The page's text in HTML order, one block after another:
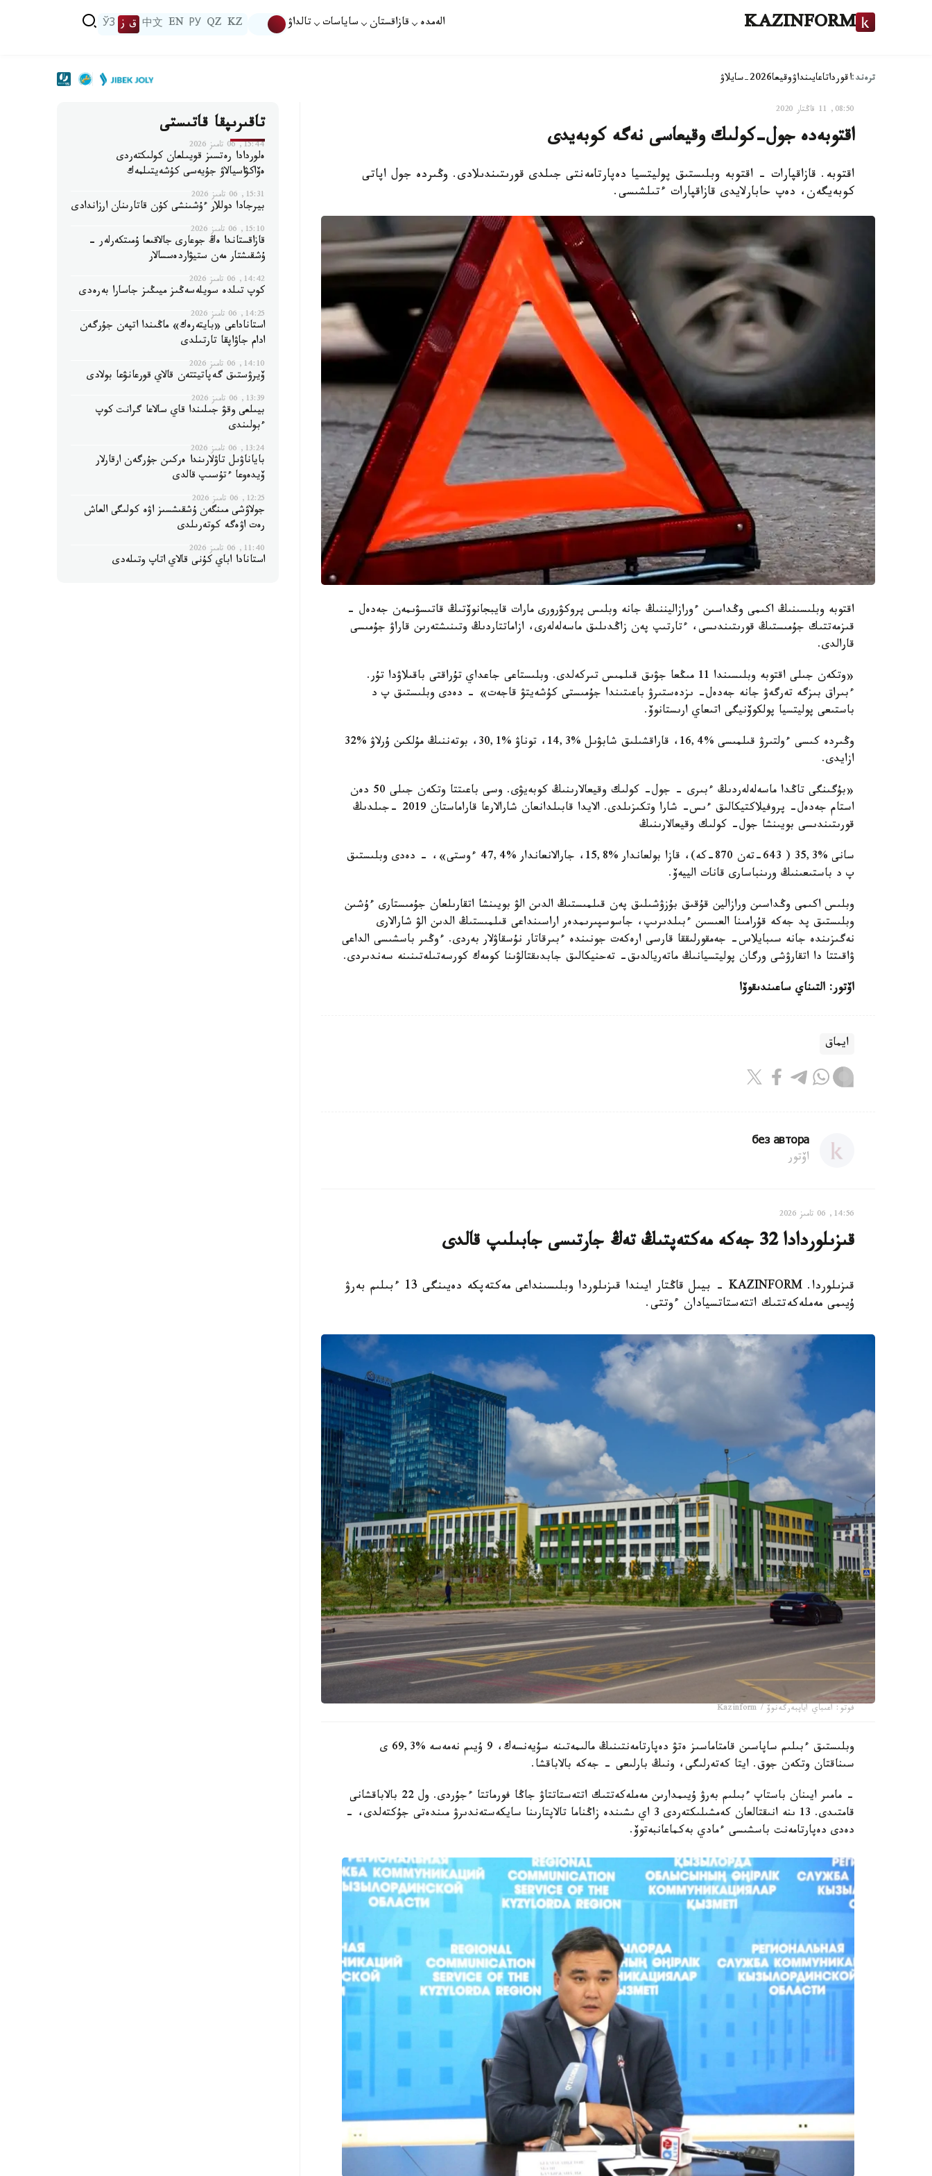
KAZINFORM الەمدە قازاقستان ساياسات تالداۋ KZ
QZ
РУ
EN
中文 ق ز ЎЗ
ترەند:اقورداتاعايىنداۋوقيعا2026-سايلاۋ
08:50, 11 قاڭتار 2020
اقتوبەدە جول-كولىك وقيعاسى نەگە كوبەيدى
اقتوبە. قازاقپارات - اقتوبە وبلىستىق پوليتسيا دەپارتامەنتى جىلدى قورىتىندىلادى. وڭىردە جول اپاتى
كوبەيگەن، دەپ حابارلايدى قازاقپارات ءتىلشىسى.
اقتوبە وبلىسىنىڭ اكىمى وڭداسىن ءورازاليننىڭ جانە وبلىس پروكۋرورى مارات قايبجانوۆتىڭ قاتىسۋىمەن جەدەل -
قىزمەتتىك جۇمىستىڭ قورىتىندىسى، ءتارتىپ پەن زاڭدىلىق ماسەلەلەرى، ازاماتتاردىڭ وتىنىشتەرىن قاراۋ جۇمىسى
قارالدى.
«وتكەن جىلى اقتوبە وبلىسىندا 11 مىڭعا جۋىق قىلمىس تىركەلدى. وبلىستاعى جاعداي تۇراقتى باقىلاۋدا تۇر.
ءبىراق بىزگە تەرگەۋ جانە جەدەل- ىزدەستىرۋ باعىتىندا جۇمىستى كۇشەيتۋ قاجەت» - دەدى وبلىستىق پ د
باستىعى پوليتسيا پولكوۆنيگى اتىعاي ارىستانوۆ.
وڭىردە كىسى ءولتىرۋ قىلمىسى %16,4، قاراقشىلىق شابۋىل %14,3، توناۋ %30,1، بوتەننىڭ مۇلكىن ۇرلاۋ %32
ازايدى.
«بۇگىنگى تاڭدا ماسەلەلەردىڭ ءبىرى - جول- كولىك وقيعالارىنىڭ كوبەيۋى. وسى باعىتتا وتكەن جىلى 50 دەن
استام جەدەل- پروفيلاكتيكالىق ءىس- شارا وتكىزىلدى. الايدا قابىلدانعان شارالارعا قاراماستان 2019 -جىلدىڭ
قورىتىندىسى بويىنشا جول- كولىك وقيعالارىنىڭ
سانى %35,3 ( 643-تەن 870-كە)، قازا بولعاندار %15,8، جارالانعاندار %47,4 ءوستى»، - دەدى وبلىستىق
پ د باستىعىنىڭ ورىنباسارى قانات الييەۆ.
وبلىس اكىمى وڭداسىن ورازالين قۇقىق بۇزۋشىلىق پەن قىلمىستىڭ الدىن الۋ بويىنشا اتقارىلعان جۇمىستارى ءۇشىن
وبلىستىق پد جەكە قۇرامىنا العىسىن ءبىلدىرىپ، جاسوسپىرىمدەر اراسىنداعى قىلمىستىڭ الدىن الۋ شارالارى
نەگىزىندە جانە سىبايلاس- جەمقورلىققا قارسى ارەكەت جونىندە ءبىرقاتار نۇسقاۋلار بەردى. ءوڭىر باسشىسى الداعى
ۋاقىتتا دا اتقارۋشى ورگان پوليتسيانىڭ ماتەريالدىق- تەحنيكالىق جابدىقتالۋىنا كومەك كورسەتىلەتىنىنە سەندىردى.
اۆتور: التىناي ساعىندىقوۆا
ايماق
без автора
اۆتور
14:56, 06 تامىز 2026
قىزىلوردادا 32 جەكە مەكتەپتىڭ تەڭ جارتىسى جابىلىپ قالدى
قىزىلوردا. KAZINFORM - بيىل قاڭتار ايىندا قىزىلوردا وبلىسىنداعى مەكتەپكە دەيىنگى 13 ءبىلىم بەرۋ
ۇيىمى مەملەكەتتىك اتتەستاتسيادان ءوتتى.
فوتو: اعىباي اياپبەرگەنوۆ / Kazinform
وبلىستىق ءبىلىم ساپاسىن قامتاماسىز ەتۋ دەپارتامەنتىنىڭ مالىمەتىنە سۇيەنسەك، 9 ۇيىم نەمەسە %69,3 ى
سىناقتان وتكەن جوق. ايتا كەتەرلىگى، ونىڭ بارلىعى - جەكە بالاباقشا.
- مامىر ايىنان باستاپ ءبىلىم بەرۋ ۇيىمدارىن مەملەكەتتىك اتتەستاتتاۋ جاڭا فورماتتا ءجۇردى. ول 22 بالاباقشانى
قامتىدى. 13 ىنە انىقتالعان كەمشىلىكتەردى 3 اي ىشىندە زاڭناما تالاپتارىنا سايكەستەندىرۋ مىندەتى جۇكتەلدى، -
دەدى دەپارتامەنت باسشىسى ءمادي بەكماعانبەتوۆ.
تاقىرىپقا قاتىستى
15:44, 06 تامىز 2026
ەلوردادا رەتسىز قويىلعان كولىكتەردى
ەۆاكۋاسيالاۋ جۇيەسى كۇشەيتىلمەك
15:31, 06 تامىز 2026
بيرجادا دوللار ءۇشىنشى كۇن قاتارىنان ارزاندادى
15:10, 06 تامىز 2026
قازاقستاندا ەڭ جوعارى جالاقىعا ۇمىتكەرلەر -
ۇشقىشتار مەن ستيۋاردەسسالار
14:42, 06 تامىز 2026
كوپ تىلدە سويلەسەڭىز ميىڭىز جاسارا بەرەدى
14:25, 06 تامىز 2026
استاناداعى «بايتەرەك» ماڭىندا اتپەن جۇرگەن
ادام جاۋاپقا تارتىلدى
14:10, 06 تامىز 2026
ۆيرۋستىق گەپاتيتتەن قالاي قورعانۋعا بولادى
13:39, 06 تامىز 2026
بيىلعى وقۋ جىلىندا قاي سالاعا گرانت كوپ
ءبولىندى
13:24, 06 تامىز 2026
باياناۋىل تاۋلارىندا ەركىن جۇرگەن ارقارلار
ۆيدەوعا ءتۇسىپ قالدى
12:25, 06 تامىز 2026
جولاۋشى مىنگەن ۇشقىشسىز اۋە كولىگى العاش
رەت اۋەگە كوتەرىلدى
11:40, 06 تامىز 2026
استانادا اباي كۇنى قالاي اتاپ وتىلەدى